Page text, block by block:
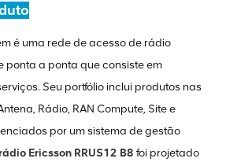
é uma rede de acesso de rádio
ponta a ponta que consiste em
Seu portfólio inclui produtos nas
Rádio, RAN Compute, Site e
por um sistema de gestão
Ericsson RRUS12 B8 foi projetado